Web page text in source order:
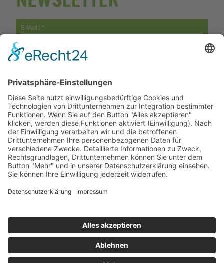
E-Mail : *
Nachname : *
DieDatenschutzbestimmungenhabe ich zur Kenntnis genommen.
Mit einem Stern * markierte Felder müssen ausgefüllt werden!